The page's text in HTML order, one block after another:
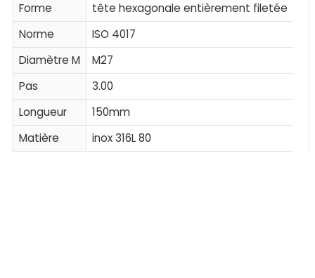
Forme
tête hexagonale entièrement filetée
Norme
ISO 4017
Diamètre M
M27
Pas
3.00
Longueur
150mm
Matière
inox 316L 80